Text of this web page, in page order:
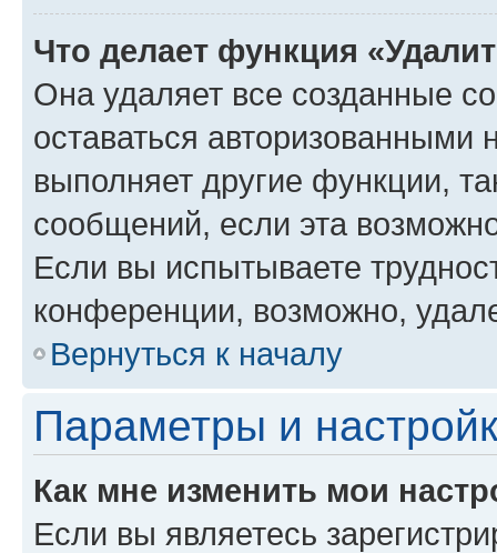
Что делает функция
Она удаляет все созданные
оставаться авторизованными
выполняет другие функции,
сообщений, если эта
Если вы испытываете
конференции, возможно,
Вернуться к началу
Параметры и
Как мне изменить мои
Если вы являетесь